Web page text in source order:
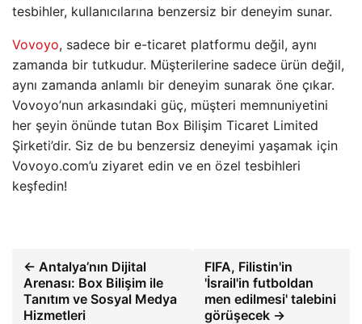
tesbihler, kullanıcılarına benzersiz bir deneyim sunar.
Vovoyo, sadece bir e-ticaret platformu değil, aynı
zamanda bir tutkudur. Müşterilerine sadece ürün değil,
aynı zamanda anlamlı bir deneyim sunarak öne çıkar.
Vovoyo’nun arkasındaki güç, müşteri memnuniyetini
her şeyin önünde tutan Box Bilişim Ticaret Limited
Şirketi’dir. Siz de bu benzersiz deneyimi yaşamak için
Vovoyo.com’u ziyaret edin ve en özel tesbihleri
keşfedin!
← Antalya’nın Dijital
Arenası: Box Bilişim ile
Tanıtım ve Sosyal Medya
Hizmetleri
FIFA, Filistin'in
'İsrail'in futboldan
men edilmesi' talebini
görüşecek →